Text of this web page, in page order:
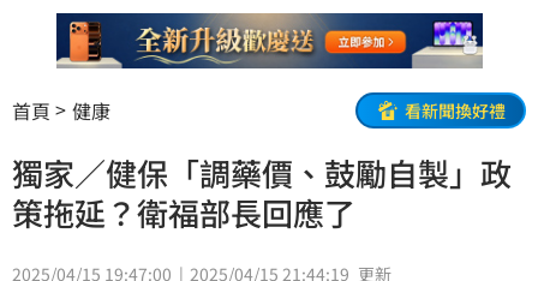
首頁 健康 看新聞換好禮
獨家／健保「調藥價、鼓勵自製」政
策拖延？衛福部長回應了
2025/04/15 19:47:00 2025/04/15 21:44:19 更新